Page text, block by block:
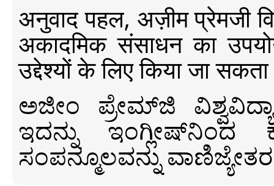
अनुवाद पहल, अज़ीम प्रेमजी
अकादमिक संसाधन का
उद्देश्यों के लिए किया जा
ಅಜೀಂ ಪ್ರೇಮ್‍ಜಿ
ಇದನ್ನು ಇಂಗ್ಲೀಷ್‍ನಿಂದ
ಸಂಪನ್ಮೂಲವನ್ನು